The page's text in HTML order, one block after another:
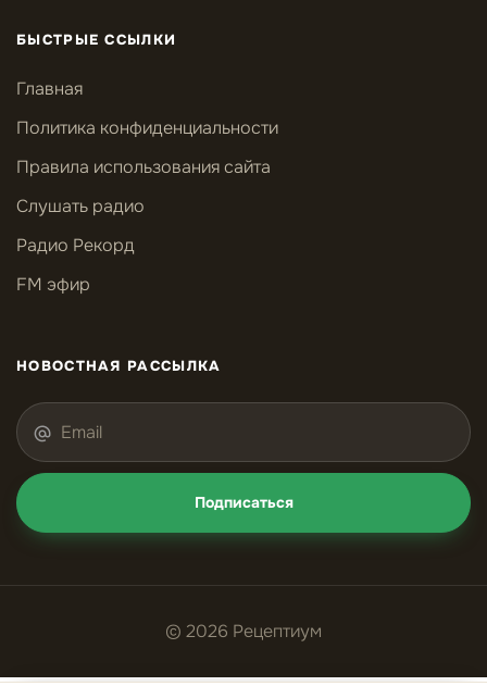
БЫСТРЫЕ ССЫЛКИ
Главная
Политика конфиденциальности
Правила использования сайта
Слушать радио
Радио Рекорд
FM эфир
НОВОСТНАЯ РАССЫЛКА
Подписаться
© 2026 Рецептиум